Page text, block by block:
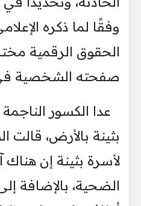
وفقًا لما ذكره
الحقوق الرقمية
صفحته الشخصية
عدا الكسور
بثينة بالأرض، قالت
لأسرة بثينة إن
الضحية، بالإضافة